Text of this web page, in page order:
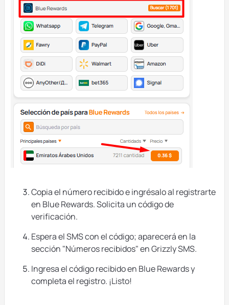
Copia el número recibido e ingrésalo al registrarte
en Blue Rewards. Solicita un código de
verificación.
Espera el SMS con el código; aparecerá en la
sección "Números recibidos" en Grizzly SMS.
Ingresa el código recibido en Blue Rewards y
completa el registro. ¡Listo!